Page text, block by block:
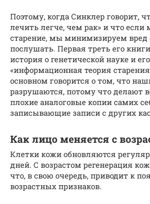
Поэтому, когда Синклер говорит,
лечить легче, чем рак» и что
старение, мы минимизируем вред
послушать. Первая треть его
история о генетической науке и его
«информационная теория
основном говорится о том, что
разрушаются, потому что делают
плохие аналоговые копии самих
записывающие записи с других
Как лицо меняется с
Клетки кожи обновляются
дней. С возрастом регенерация
что, в свою очередь, приводит к
возрастных признаков.